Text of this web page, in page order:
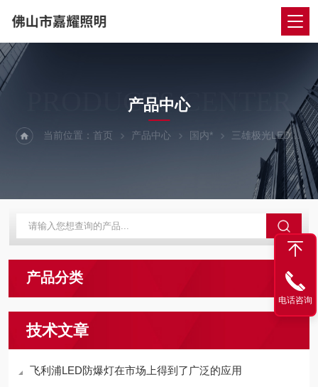
PRODUCTS CENTER
产品中心
当前位置：首页 产品中心 国内* 三雄极光LED吊线灯
产品分类
技术文章
飞利浦LED防爆灯在市场上得到了广泛的应用
电话咨询